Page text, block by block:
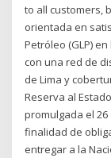
to all customers,
orientada en
Petróleo (GLP)
con una red de
de Lima y
Reserva al
promulgada el
finalidad de
entregar a la